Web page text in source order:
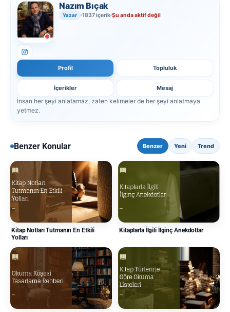
Nazım Bıçak
Yazar 1837 içerik Şu anda aktif değil
Profil Topluluk
İçerikler Mesaj
İnsan her şeyi anlatamaz, zaten kelimeler de her şeyi anlatmaya
yetmez.
Benzer Konular Benzer Yeni Trend
Kitap Notları Tutmanın En Etkili
Yolları
Kitaplarla İlgili İlginç Anekdotlar